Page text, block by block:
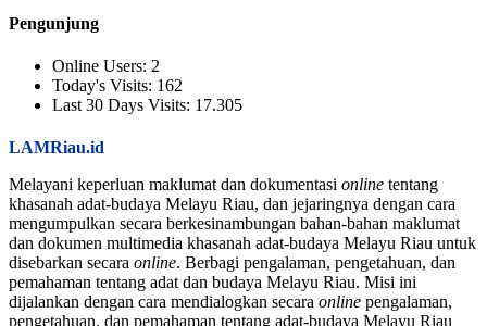
Pengunjung
Online Users: 2
Today's Visits: 162
Last 30 Days Visits: 17.305
LAMRiau.id
Melayani keperluan maklumat dan dokumentasi online tentang
khasanah adat-budaya Melayu Riau, dan jejaringnya dengan cara
mengumpulkan secara berkesinambungan bahan-bahan maklumat
dan dokumen multimedia khasanah adat-budaya Melayu Riau untuk
disebarkan secara online. Berbagi pengalaman, pengetahuan, dan
pemahaman tentang adat dan budaya Melayu Riau. Misi ini
dijalankan dengan cara mendialogkan secara online pengalaman,
pengetahuan, dan pemahaman tentang adat-budaya Melayu Riau